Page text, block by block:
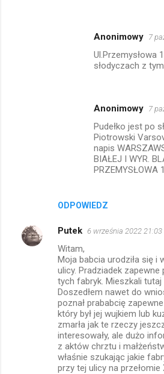
ODPOWIEDZ
Anonimowy 7
Ul.Przemysłowa
słodyczach z
Anonimowy 7
Pudełko jest po
Piotrowski
napis
BIAŁEJ I WYR.
PRZEMYSŁOWA
Putek 6 września 2022 21:03
Witam,
Moja babcia urodziła się i
ulicy. Pradziadek zapewne
tych fabryk. Mieszkali tutaj
Doszedłem nawet do
poznał prababcię
który był jej wujkiem lub
zmarła jak te rzeczy
interesowały, ale dużo
z aktów chrztu i
właśnie szukając jakie
przy tej ulicy na przełomie